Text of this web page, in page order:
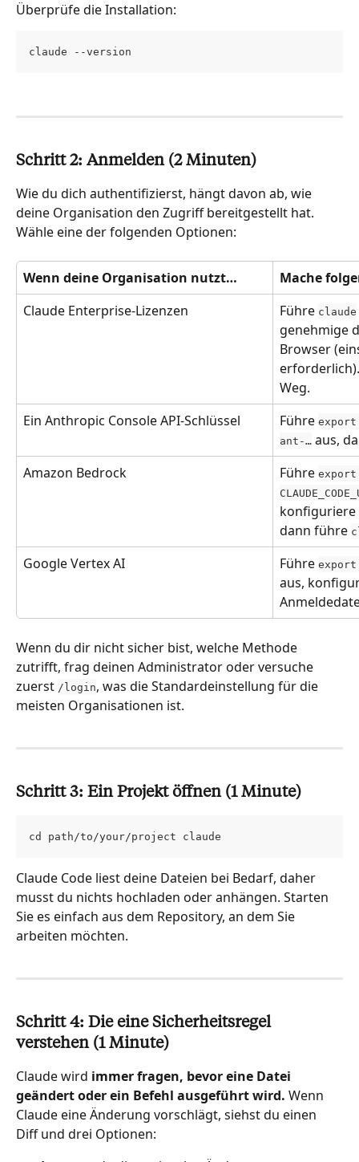
Überprüfe die Installation:
claude --version
Schritt 2: Anmelden (2 Minuten)
Wie du dich authentifizierst, hängt davon ab, wie
deine Organisation den Zugriff bereitgestellt hat.
Wähle eine der folgenden Optionen:
Wenn deine Organisation nutzt…
Mache
Claude Enterprise-Lizenzen
Führe claude
genehmige
Browser
Weg.
Ein Anthropic Console API-Schlüssel
Führe export
ant-… aus,
Amazon Bedrock
Führe
konfiguriere
dann führe
Google Vertex AI Führe export
aus,
Wenn du dir nicht sicher bist, welche Methode
zutrifft, frag deinen Administrator oder versuche
zuerst /login, was die Standardeinstellung für die
meisten Organisationen ist.
Schritt 3: Ein Projekt öffnen (1 Minute)
cd path/to/your/project claude
Claude Code liest deine Dateien bei Bedarf, daher
musst du nichts hochladen oder anhängen. Starten
Sie es einfach aus dem Repository, an dem Sie
arbeiten möchten.
Schritt 4: Die eine Sicherheitsregel
verstehen (1 Minute)
Claude wird immer fragen, bevor eine Datei
geändert oder ein Befehl ausgeführt wird. Wenn
Claude eine Änderung vorschlägt, siehst du einen
Diff und drei Optionen: